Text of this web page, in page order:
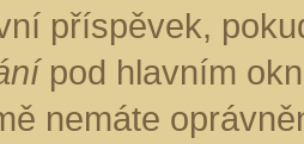
příspěvek,
pod hlavním
nemáte